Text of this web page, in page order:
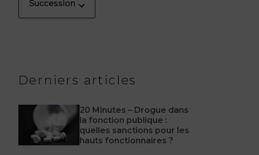
Succession
Derniers articles
20 Minutes – Drogue dans
la fonction publique :
quelles sanctions pour les
hauts fonctionnaires ?